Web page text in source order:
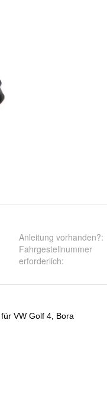
Anleitung vorhanden?:
Fahrgestellnummer
erforderlich: